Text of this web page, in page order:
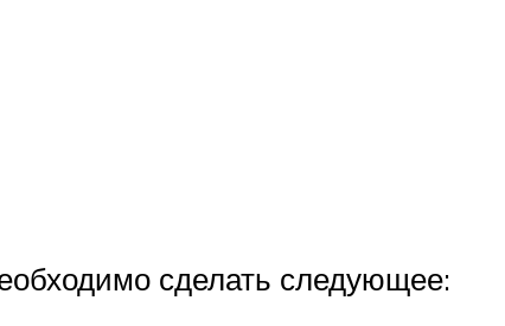
сделать следующее: